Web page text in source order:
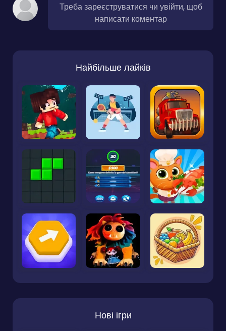
Треба зареєструватися чи увійти, щоб
написати коментар
Найбільше лайків
Нові ігри